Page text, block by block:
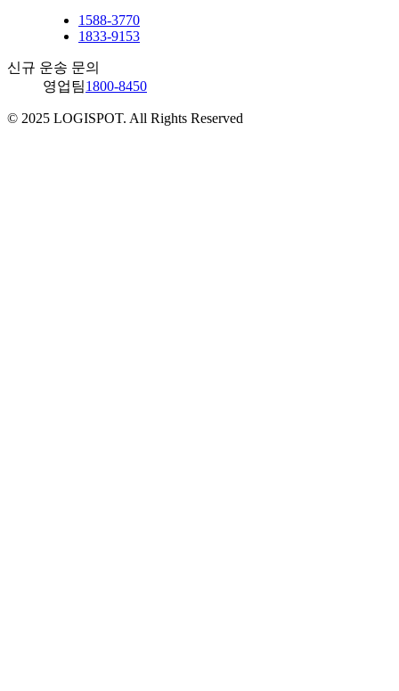
1588-3770
1833-9153
신규 운송 문의
영업팀1800-8450
© 2025 LOGISPOT. All Rights Reserved